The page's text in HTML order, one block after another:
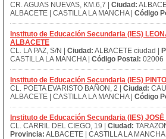
CR. AGUAS NUEVAS, KM.6,7 | Ciudad:
ALBACETE | CASTILLA LA MANCHA | Código
Instituto de Educación Secundaria (IES)
ALBACETE
CL. LA PAZ, S/N | Ciudad: ALBACETE ciudad |
CASTILLA LA MANCHA | Código Postal: 02006
Instituto de Educación Secundaria (IES)
CL. POETA EVARISTO BAÑON, 2 | Ciudad:
ALBACETE | CASTILLA LA MANCHA | Código
Instituto de Educación Secundaria (IES) JOSÉ
CL. CARRIL DEL CIEGO, 19 | Ciudad:
Provincia: ALBACETE | CASTILLA LA MANCHA |